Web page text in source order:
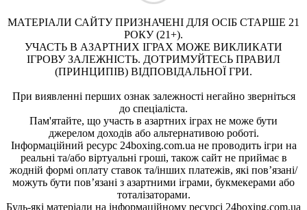
МАТЕРІАЛИ САЙТУ ПРИЗНАЧЕНІ ДЛЯ ОСІБ СТАРШЕ 21
РОКУ (21+).
УЧАСТЬ В АЗАРТНИХ ІГРАХ МОЖЕ ВИКЛИКАТИ
ІГРОВУ ЗАЛЕЖНІСТЬ. ДОТРИМУЙТЕСЬ ПРАВИЛ
(ПРИНЦИПІВ) ВІДПОВІДАЛЬНОЇ ГРИ.
При виявленні перших ознак залежності негайно зверніться
до спеціаліста.
Пам'ятайте, що участь в азартних іграх не може бути
джерелом доходів або альтернативою роботі.
Інформаційний ресурс 24boxing.com.ua не проводить ігри на
реальні та/або віртуальні гроші, також сайт не приймає в
жодній формі оплату ставок та/інших платежів, які пов’язані/
можуть бути пов’язані з азартними іграми, букмекерами або
тоталізаторами.
Будь-які матеріали на інформаційному ресурсі 24boxing.com.ua